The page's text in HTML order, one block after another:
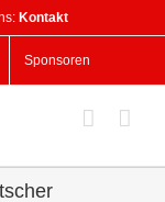
Kontakt
Sponsoren